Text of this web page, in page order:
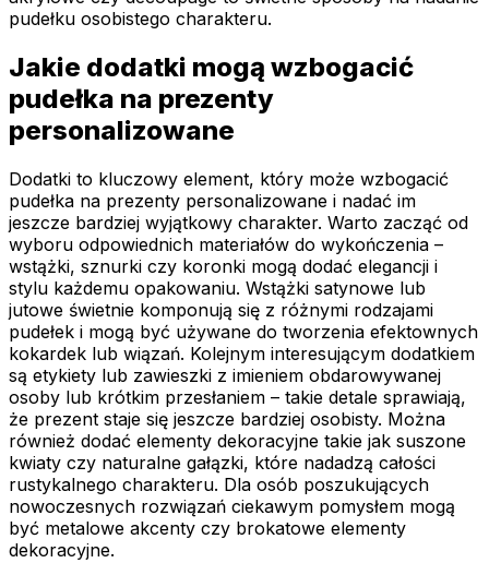
pudełku osobistego charakteru.
Jakie dodatki mogą wzbogacić
pudełka na prezenty
personalizowane
Dodatki to kluczowy element, który może wzbogacić
pudełka na prezenty personalizowane i nadać im
jeszcze bardziej wyjątkowy charakter. Warto zacząć od
wyboru odpowiednich materiałów do wykończenia –
wstążki, sznurki czy koronki mogą dodać elegancji i
stylu każdemu opakowaniu. Wstążki satynowe lub
jutowe świetnie komponują się z różnymi rodzajami
pudełek i mogą być używane do tworzenia efektownych
kokardek lub wiązań. Kolejnym interesującym dodatkiem
są etykiety lub zawieszki z imieniem obdarowywanej
osoby lub krótkim przesłaniem – takie detale sprawiają,
że prezent staje się jeszcze bardziej osobisty. Można
również dodać elementy dekoracyjne takie jak suszone
kwiaty czy naturalne gałązki, które nadadzą całości
rustykalnego charakteru. Dla osób poszukujących
nowoczesnych rozwiązań ciekawym pomysłem mogą
być metalowe akcenty czy brokatowe elementy
dekoracyjne.